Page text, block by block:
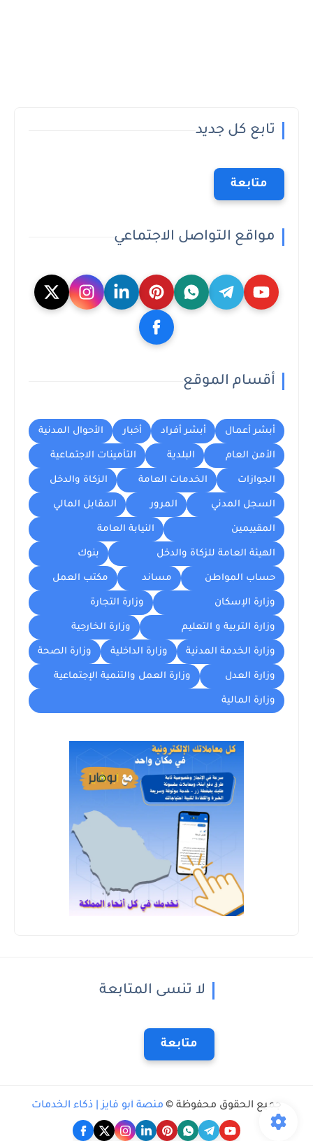
تابع كل جديد
متابعة
مواقع التواصل الاجتماعي
أقسام الموقع
أبشر أعمال أبشر أفراد أخبار الأحوال المدنية
الأمن العام البلدية التأمينات الاجتماعية
الجوازات الخدمات العامة الزكاة والدخل
السجل المدني المرور المقابل المالي
المقييمين النيابة العامة
الهيئة العامة للزكاة والدخل بنوك
حساب المواطن مساند مكتب العمل
وزارة الإسكان وزارة التجارة
وزارة التربية و التعليم وزارة الخارجية
وزارة الخدمة المدنية وزارة الداخلية وزارة الصحة
وزارة العدل وزارة العمل والتنمية الإجتماعية
وزارة المالية
لا تنسى المتابعة
متابعة
جميع الحقوق محفوظة © منصة أبو فايز | ذكاء الخدمات